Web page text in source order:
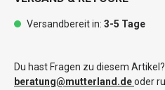
Versandbereit in: 3-5 Tage
Du hast Fragen zu diesem
beratung@mutterland.deoder